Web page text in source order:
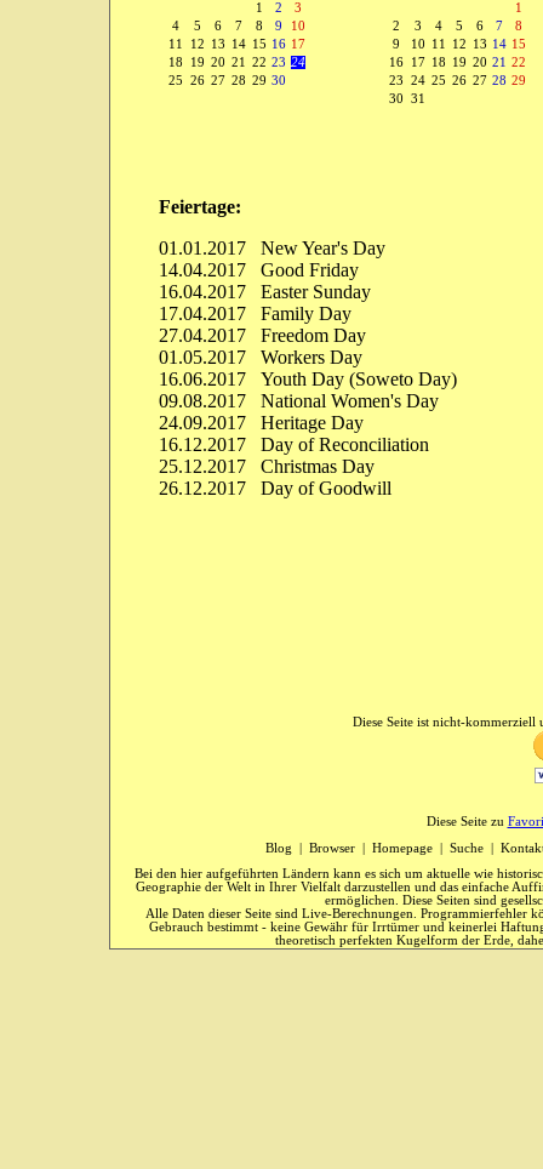
1
2
3
4
5 6 7 8 9
10
11
12 13 14 15 16 17
18
19 20 21 22 23 24
25
26 27 28 29 30
1
2
3 4 5 6 7
8
9
10 11 12 13 14 15
16
17 18 19 20 21 22
23
24 25 26 27 28 29
30
31
Feiertage:
01.01.2017 New Year's Day
14.04.2017 Good Friday
16.04.2017 Easter Sunday
17.04.2017 Family Day
27.04.2017 Freedom Day
01.05.2017 Workers Day
16.06.2017 Youth Day (Soweto Day)
09.08.2017 National Women's Day
24.09.2017 Heritage Day
16.12.2017 Day of Reconciliation
25.12.2017 Christmas Day
26.12.2017 Day of Goodwill
Diese Seite ist nicht-kommerziell
Diese Seite zu
Blog
Browser| Homepage| Suche|
Bei den hier aufgeführten Ländern kann es sich um aktuelle wie
Geographie der Welt in Ihrer Vielfalt darzustellen und das einfache
ermöglichen. Diese Seiten sind
Alle Daten dieser Seite sind Live-Berechnungen. Programmierfehler
Gebrauch bestimmt - keine Gewähr für Irrtümer und keinerlei
theoretisch perfekten Kugelform der Erde,